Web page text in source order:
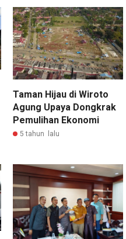
Taman Hijau di Wiroto
Agung Upaya Dongkrak
Pemulihan Ekonomi
5 tahun lalu